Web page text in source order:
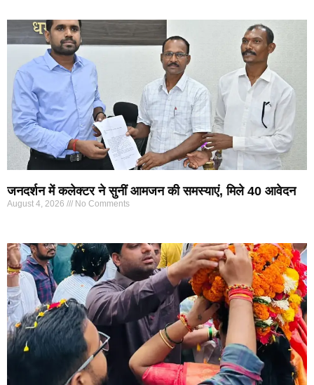
जनदर्शन में कलेक्टर ने सुनीं आमजन की समस्याएं, मिले 40 आवेदन
August 4, 2026 No Comments